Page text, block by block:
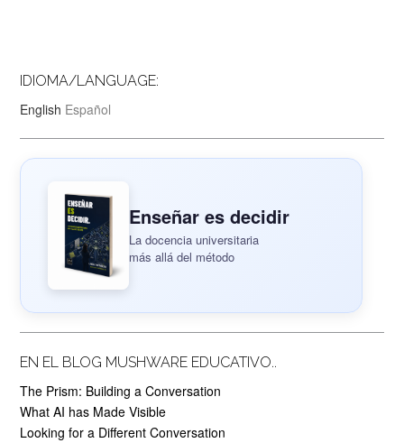
IDIOMA/LANGUAGE:
English Español
Enseñar es decidir
La docencia universitaria
más allá del método
EN EL BLOG MUSHWARE EDUCATIVO..
The Prism: Building a Conversation
What AI has Made Visible
Looking for a Different Conversation